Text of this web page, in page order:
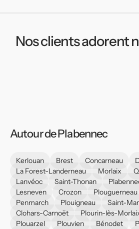
Nos clients adorent
Autour de Plabennec
Kerlouan Brest Concarneau
La Forest-Landerneau
Morlaix
Lanvéoc
Saint-Thonan
Lesneven
Crozon Plouguerneau
Penmarch
Plouigneau
Saint-
Clohars-Carnoët
Plourin-lès-
Plouarzel
Plouvien Bénodet